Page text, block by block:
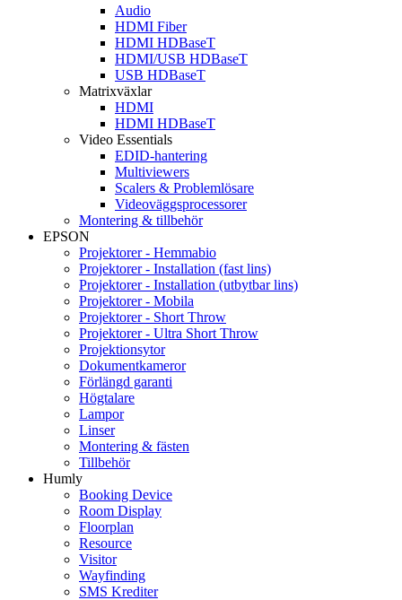
Audio
HDMI Fiber
HDMI HDBaseT
HDMI/USB HDBaseT
USB HDBaseT
Matrixväxlar
HDMI
HDMI HDBaseT
Video Essentials
EDID-hantering
Multiviewers
Scalers & Problemlösare
Videoväggsprocessorer
Montering & tillbehör
EPSON
Projektorer - Hemmabio
Projektorer - Installation (fast lins)
Projektorer - Installation (utbytbar lins)
Projektorer - Mobila
Projektorer - Short Throw
Projektorer - Ultra Short Throw
Projektionsytor
Dokumentkameror
Förlängd garanti
Högtalare
Lampor
Linser
Montering & fästen
Tillbehör
Humly
Booking Device
Room Display
Floorplan
Resource
Visitor
Wayfinding
SMS Krediter